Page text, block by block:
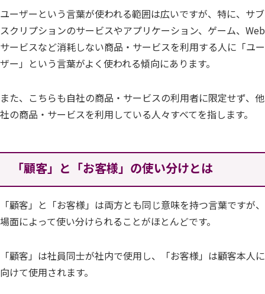
ユーザーという言葉が使われる範囲は広いですが、特に、サブ
スクリプションのサービスやアプリケーション、ゲーム、Web
サービスなど消耗しない商品・サービスを利用する人に「ユー
ザー」という言葉がよく使われる傾向にあります。
また、こちらも自社の商品・サービスの利用者に限定せず、他
社の商品・サービスを利用している人々すべてを指します。
「顧客」と「お客様」の使い分けとは
「顧客」と「お客様」は両方とも同じ意味を持つ言葉ですが、
場面によって使い分けられることがほとんどです。
「顧客」は社員同士が社内で使用し、「お客様」は顧客本人に
向けて使用されます。